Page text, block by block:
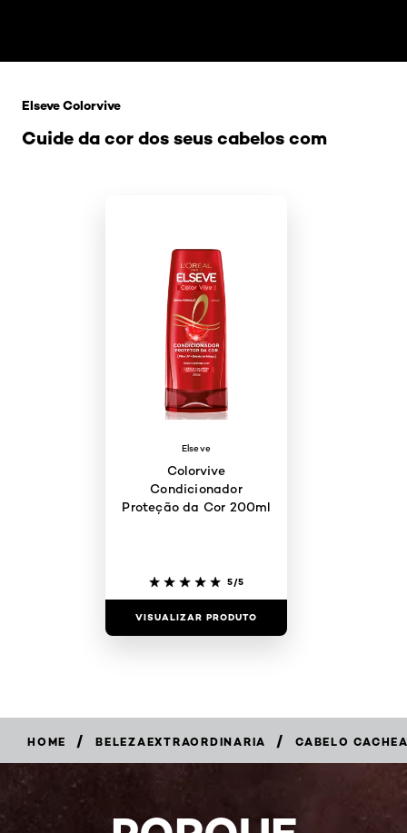
Cuide da cor dos seus cabelos com
Elseve Colorvive
Elseve
Colorvive
Condicionador
Proteção da Cor 200ml
5/5
VISUALIZAR PRODUTO
HOME / BELEZAEXTRAORDINARIA / CABELO